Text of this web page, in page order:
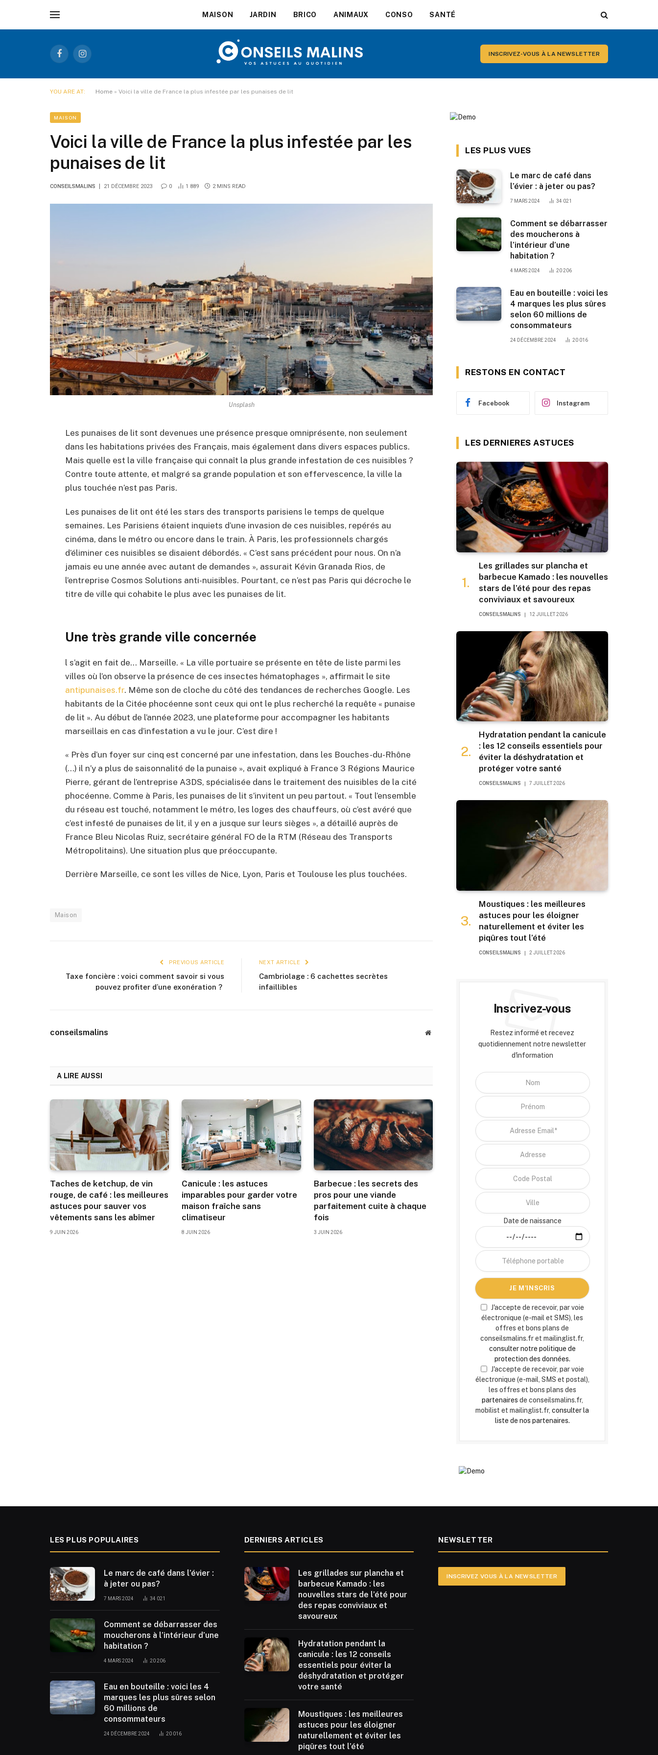
MAISON JARDIN BRICO ANIMAUX CONSO SANTÉ
FacebookInstagram
INSCRIVEZ-VOUS À LA NEWSLETTER
YOU ARE AT: Home » Voici la ville de France la plus infestée par les punaises de lit
MAISON
Voici la ville de France la plus infestée par les
punaises de lit
CONSEILSMALINS 21 DÉCEMBRE 2023 0 1 889 2 MINS READ
Unsplash
Les punaises de lit sont devenues une présence presque omniprésente, non seulement
dans les habitations privées des Français, mais également dans divers espaces publics.
Mais quelle est la ville française qui connaît la plus grande infestation de ces nuisibles ?
Contre toute attente, et malgré sa grande population et son effervescence, la ville la
plus touchée n’est pas Paris.
Les punaises de lit ont été les stars des transports parisiens le temps de quelque
semaines. Les Parisiens étaient inquiets d’une invasion de ces nuisibles, repérés au
cinéma, dans le métro ou encore dans le train. À Paris, les professionnels chargés
d’éliminer ces nuisibles se disaient débordés. « C’est sans précédent pour nous. On n’a
jamais eu une année avec autant de demandes », assurait Kévin Granada Rios, de
l’entreprise Cosmos Solutions anti-nuisibles. Pourtant, ce n’est pas Paris qui décroche le
titre de ville qui cohabite le plus avec les punaises de lit.
Une très grande ville concernée
l s’agit en fait de… Marseille. « La ville portuaire se présente en tête de liste parmi les
villes où l’on observe la présence de ces insectes hématophages », affirmait le site
antipunaises.fr. Même son de cloche du côté des tendances de recherches Google. Les
habitants de la Citée phocéenne sont ceux qui ont le plus recherché la requête « punaise
de lit ». Au début de l’année 2023, une plateforme pour accompagner les habitants
marseillais en cas d’infestation a vu le jour. C’est dire !
« Près d’un foyer sur cinq est concerné par une infestation, dans les Bouches-du-Rhône
(…) il n’y a plus de saisonnalité de la punaise », avait expliqué à France 3 Régions Maurice
Pierre, gérant de l’entreprise A3DS, spécialisée dans le traitement des nuisibles de la cité
phocéenne. Comme à Paris, les punaises de lit s’invitent un peu partout. « Tout l’ensemble
du réseau est touché, notamment le métro, les loges des chauffeurs, où c’est avéré que
c’est infesté de punaises de lit, il y en a jusque sur leurs sièges », a détaillé auprès de
France Bleu Nicolas Ruiz, secrétaire général FO de la RTM (Réseau des Transports
Métropolitains). Une situation plus que préoccupante.
Derrière Marseille, ce sont les villes de Nice, Lyon, Paris et Toulouse les plus touchées.
Maison
PREVIOUS ARTICLE
Taxe foncière : voici comment savoir si vous
pouvez profiter d’une exonération ?
NEXT ARTICLE
Cambriolage : 6 cachettes secrètes
infaillibles
conseilsmalins Website
A LIRE AUSSI
Taches de ketchup, de vin
rouge, de café : les meilleures
astuces pour sauver vos
vêtements sans les abîmer
9 JUIN 2026
Canicule : les astuces
imparables pour garder votre
maison fraîche sans
climatiseur
8 JUIN 2026
Barbecue : les secrets des
pros pour une viande
parfaitement cuite à chaque
fois
3 JUIN 2026
LES PLUS VUES
Le marc de café dans
l’évier : à jeter ou pas?
7 MARS 2024 34 021
Comment se débarrasser
des moucherons à
l’intérieur d’une
habitation ?
4 MARS 2024 20 206
Eau en bouteille : voici les
4 marques les plus sûres
selon 60 millions de
consommateurs
24 DÉCEMBRE 2024 20 016
RESTONS EN CONTACT
Facebook Instagram
LES DERNIERES ASTUCES
Les grillades sur plancha et
barbecue Kamado : les nouvelles
stars de l’été pour des repas
conviviaux et savoureux
CONSEILSMALINS 12 JUILLET 2026
Hydratation pendant la canicule
: les 12 conseils essentiels pour
éviter la déshydratation et
protéger votre santé
CONSEILSMALINS 7 JUILLET 2026
Moustiques : les meilleures
astuces pour les éloigner
naturellement et éviter les
piqûres tout l’été
CONSEILSMALINS 2 JUILLET 2026
Inscrivez-vous
Restez informé et recevez
quotidiennement notre newsletter
d'information
Date de naissance
J'accepte de recevoir, par voie
électronique (e-mail et SMS), les
offres et bons plans de
conseilsmalins.fr et mailinglist.fr,
consulter notre politique de
protection des données.
J'accepte de recevoir, par voie
électronique (e-mail, SMS et postal),
les offres et bons plans des
partenaires de conseilsmalins.fr,
mobilist et mailinglist.fr, consulter la
liste de nos partenaires.
LES PLUS POPULAIRES
Le marc de café dans l’évier :
à jeter ou pas?
7 MARS 2024 34 021
Comment se débarrasser des
moucherons à l’intérieur d’une
habitation ?
4 MARS 2024 20 206
Eau en bouteille : voici les 4
marques les plus sûres selon
60 millions de
consommateurs
24 DÉCEMBRE 2024 20 016
DERNIERS ARTICLES
Les grillades sur plancha et
barbecue Kamado : les
nouvelles stars de l’été pour
des repas conviviaux et
savoureux
Hydratation pendant la
canicule : les 12 conseils
essentiels pour éviter la
déshydratation et protéger
votre santé
Moustiques : les meilleures
astuces pour les éloigner
naturellement et éviter les
piqûres tout l’été
NEWSLETTER
INSCRIVEZ VOUS À LA NEWSLETTER